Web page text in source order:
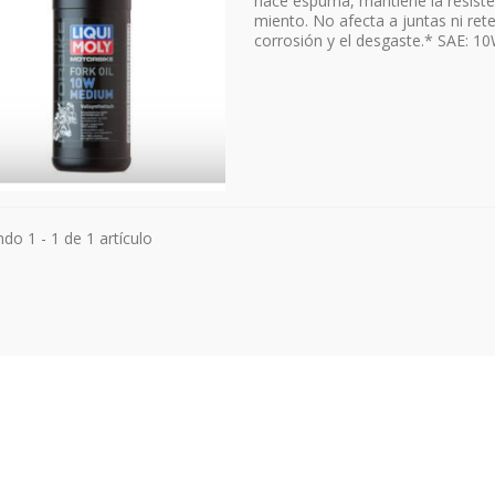
miento. No afecta a juntas ni
corrosión y el desgaste.* SAE:
1 - 1 de 1 artículo